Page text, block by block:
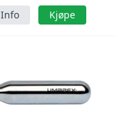
Info Kjøpe